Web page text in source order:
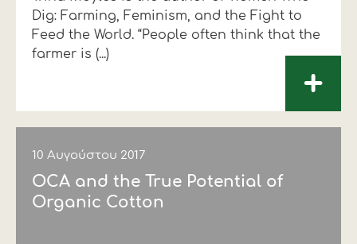
Dig: Farming, Feminism, and the Fight to
Feed the World. “People often think that the
farmer is (...)
+
10 Αυγούστου 2017
OCA and the True Potential of
Organic Cotton